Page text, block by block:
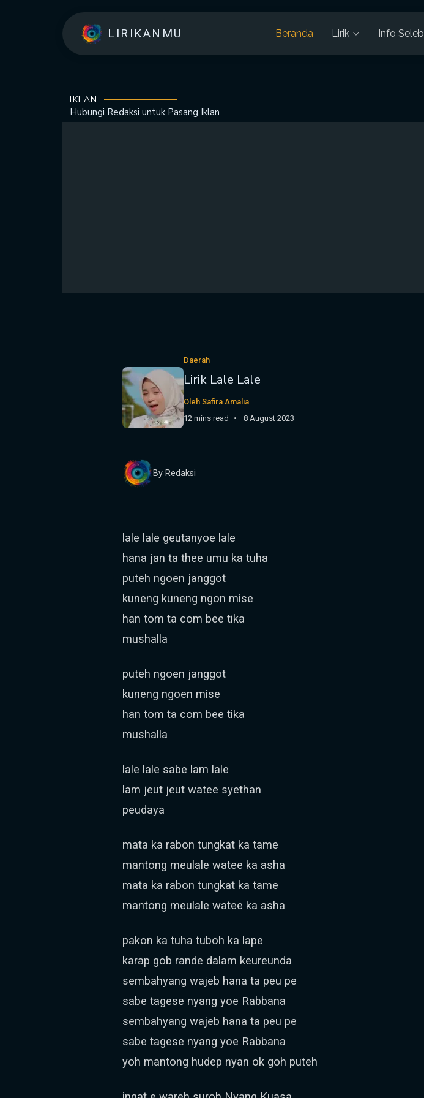
LIRIKANMU Beranda Lirik Info Seleb
IKLAN
Hubungi Redaksi untuk Pasang Iklan
Daerah
Lirik Lale Lale
Oleh Safira Amalia
12 mins read
8 August 2023
By Redaksi
lale lale geutanyoe lale
hana jan ta thee umu ka tuha
puteh ngoen janggot
kuneng kuneng ngon mise
han tom ta com bee tika
mushalla
puteh ngoen janggot
kuneng ngoen mise
han tom ta com bee tika
mushalla
lale lale sabe lam lale
lam jeut jeut watee syethan
peudaya
mata ka rabon tungkat ka tame
mantong meulale watee ka asha
mata ka rabon tungkat ka tame
mantong meulale watee ka asha
pakon ka tuha tuboh ka lape
karap gob rande dalam keureunda
sembahyang wajeb hana ta peu pe
sabe tagese nyang yoe Rabbana
sembahyang wajeb hana ta peu pe
sabe tagese nyang yoe Rabbana
yoh mantong hudep nyan ok goh puteh